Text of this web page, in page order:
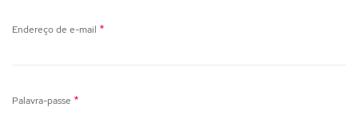
Endereço de e-mail
Palavra-passe